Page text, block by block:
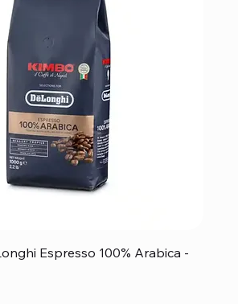
Espresso 100% Arabica -